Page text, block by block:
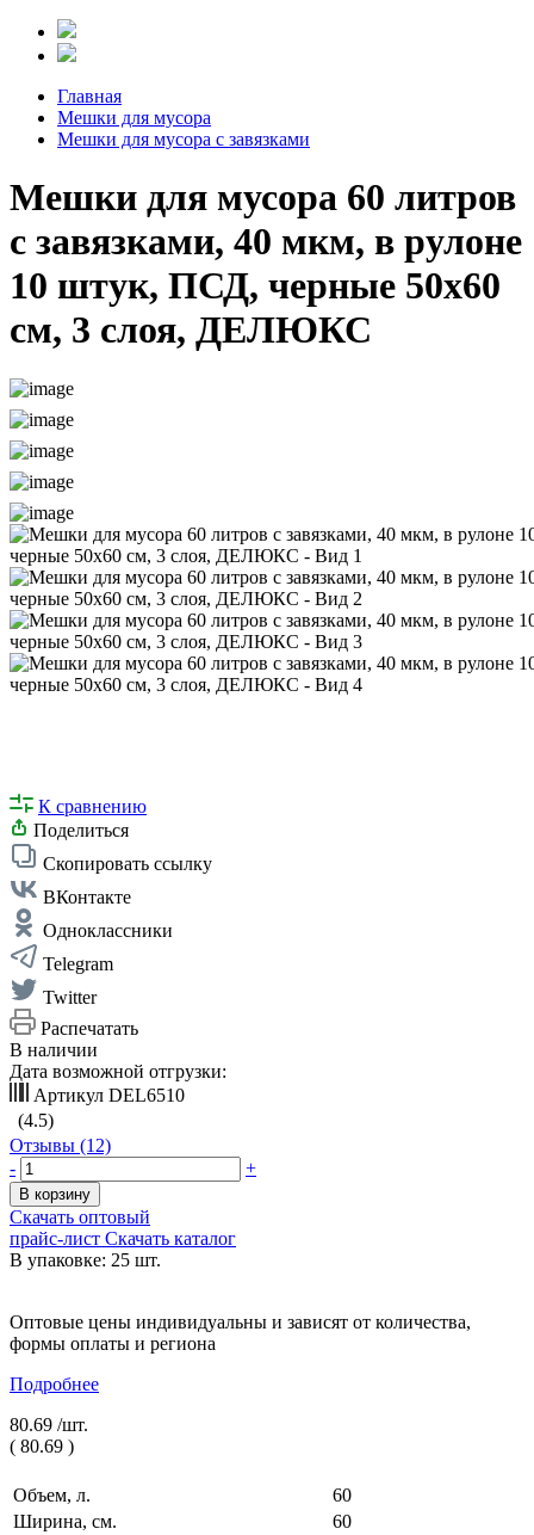
Главная
Мешки для мусора
Мешки для мусора с завязками
Мешки для мусора 60 литров
с завязками, 40 мкм, в рулоне
10 штук, ПСД, черные 50х60
см, 3 слоя, ДЕЛЮКС
К сравнению
Поделиться
Скопировать ссылку
ВКонтакте
Одноклассники
Telegram
Twitter
Распечатать
В наличии
Дата возможной отгрузки:
Артикул DEL6510
(4.5)
Отзывы (12)
-
+
В корзину
Скачать оптовый
прайс-лист Скачать каталог
В упаковке: 25 шт.
Оптовые цены индивидуальны и зависят от количества,
формы оплаты и региона
Подробнее
80.69 /шт.
( 80.69 )
Объем, л.
60
Ширина, см.
60